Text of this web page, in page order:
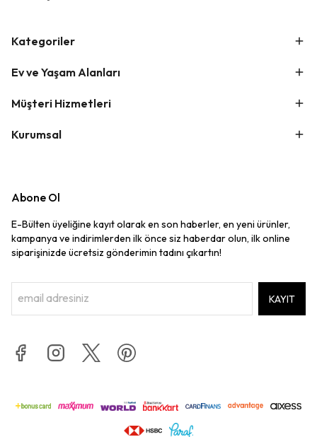
Kategoriler
Ev ve Yaşam Alanları
Müşteri Hizmetleri
Kurumsal
Abone Ol
E-Bülten üyeliğine kayıt olarak en son haberler, en yeni ürünler,
kampanya ve indirimlerden ilk önce siz haberdar olun, ilk online
siparişinizde ücretsiz gönderimin tadını çıkartın!
KAYIT